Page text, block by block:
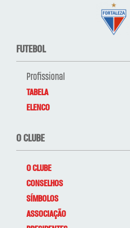
FUTEBOL
Profissional
TABELA
ELENCO
O CLUBE
O CLUBE
CONSELHOS
SÍMBOLOS
ASSOCIAÇÃO